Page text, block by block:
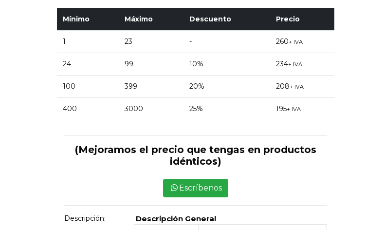
Mínimo Máximo Descuento Precio
1 23 - 260+ IVA
24 99 10% 234+ IVA
100 399 20% 208+ IVA
400 3000 25% 195+ IVA
(Mejoramos el precio que tengas en productos
idénticos)
Escríbenos
Descripción: Descripción General